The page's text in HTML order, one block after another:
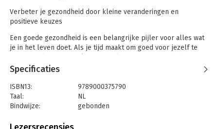
Verbeter je gezondheid door kleine veranderingen en
positieve keuzes
Een goede gezondheid is een belangrijke pijler voor alles wat
je in het leven doet. Als je tijd maakt om goed voor jezelf te
Het doel van dit boek is om je te helpen om veranderingen
door te voeren, gemotiveerd te blijven en bewuste keuzes te
maken voor je gezondheid.
De Selfcare planner gaat niet over gewicht, kledingmaat, dieet
of calorieën tellen. Het gaat er ook niet om wat je in de spiegel
ziet, maar wel om wat je ziet als je echt naar jezelf kijkt. Het
Specificaties
ISBN13:
9789000375790
Taal:
NL
Bindwijze:
gebonden
Uitgever: